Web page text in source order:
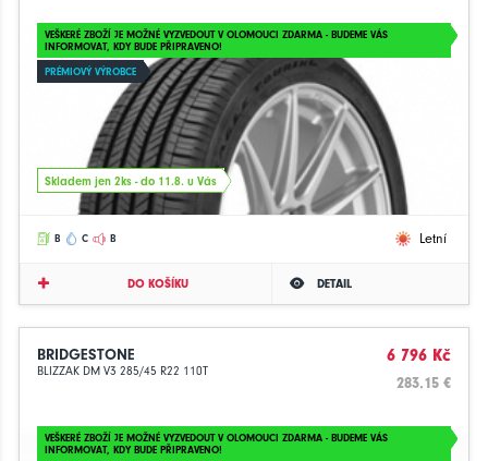
VEŠKERÉ ZBOŽÍ JE MOŽNÉ VYZVEDOUT V OLOMOUCI ZDARMA - BUDEME VÁS
INFORMOVAT, KDY BUDE PŘIPRAVENO!
PRÉMIOVÝ VÝROBCE
Skladem jen 2ks - do 11.8. u Vás
B C B Letní
DO KOŠÍKU DETAIL
BRIDGESTONE
BLIZZAK DM V3 285/45 R22 110T
6 796 Kč
283.15 €
VEŠKERÉ ZBOŽÍ JE MOŽNÉ VYZVEDOUT V OLOMOUCI ZDARMA - BUDEME VÁS
INFORMOVAT, KDY BUDE PŘIPRAVENO!